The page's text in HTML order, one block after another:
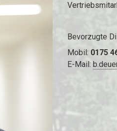
Bevorzugte
Mobil: 0175
E-Mail: